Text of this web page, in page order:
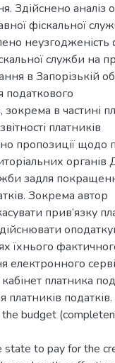
Здійснено аналіз
фіскальної
служби на
в Запорізькій
податкового
зокрема в частині
платників
пропозиції
задля
Зокрема автор
прив’язку
їхнього
електронного
платника
платників
budget
to pay for the